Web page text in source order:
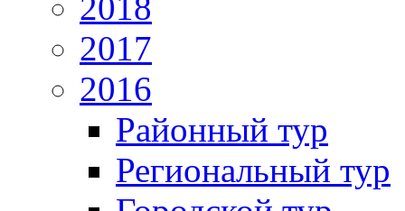
2018
2017
2016
Районный тур
Региональный тур